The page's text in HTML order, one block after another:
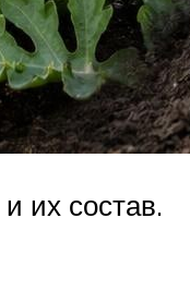
их состав.